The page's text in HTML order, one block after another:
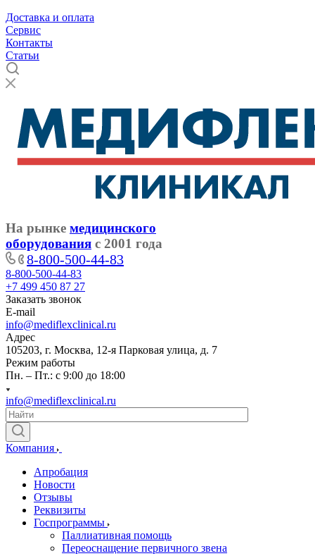
Доставка и оплата
Cервис
Контакты
Статьи
На рынке медицинского
оборудования с 2001 года
8-800-500-44-83
8-800-500-44-83
+7 499 450 87 27
Заказать звонок
E-mail
info@mediflexclinical.ru
Адрес
105203, г. Москва, 12-я Парковая улица, д. 7
Режим работы
Пн. – Пт.: с 9:00 до 18:00
info@mediflexclinical.ru
Компания
Апробация
Новости
Отзывы
Реквизиты
Госпрограммы
Паллиативная помощь
Переоснащение первичного звена